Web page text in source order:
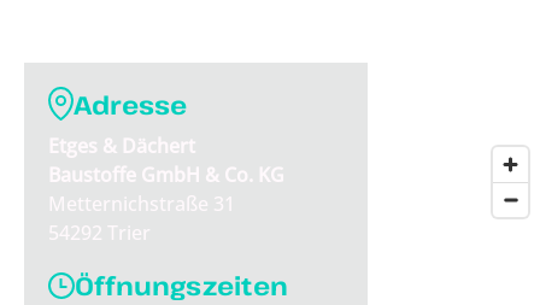
Adresse
Etges & Dächert
Baustoffe GmbH & Co. KG
Metternichstraße 31
54292 Trier
Öffnungszeiten